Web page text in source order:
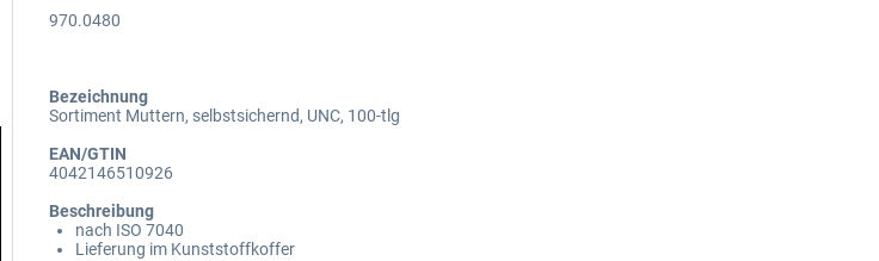
970.0480
Bezeichnung
Sortiment Muttern, selbstsichernd, UNC, 100-tlg
EAN/GTIN
4042146510926
Beschreibung
nach ISO 7040
Lieferung im Kunststoffkoffer